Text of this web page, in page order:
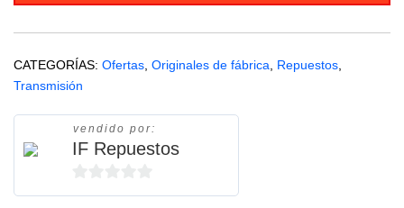
original
Kawasaki
CATEGORÍAS: Ofertas, Originales de fábrica, Repuestos,
Transmisión
vendido por:
IF Repuestos
0